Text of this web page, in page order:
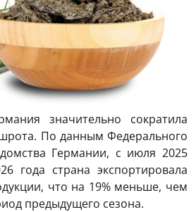
значительно сократила
По данным Федерального
Германии, с июля 2025
года страна экспортировала
что на 19% меньше, чем
предыдущего сезона.